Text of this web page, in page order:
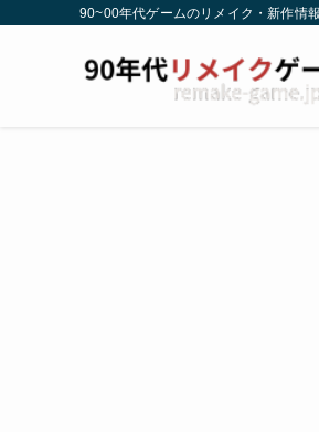
90~00年代ゲームのリメイク・新作情